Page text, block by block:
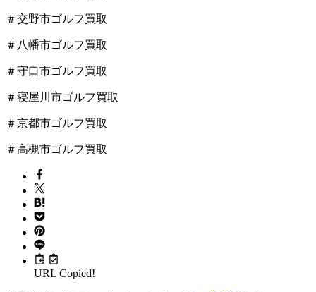
＃交野市ゴルフ買取
＃八幡市ゴルフ買取
＃守口市ゴルフ買取
＃寝屋川市ゴルフ買取
＃京都市ゴルフ買取
＃高槻市ゴルフ買取
URL Copied!